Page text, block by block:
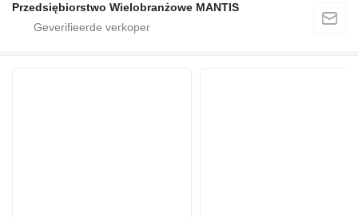
Przedsiębiorstwo Wielobranżowe MANTIS